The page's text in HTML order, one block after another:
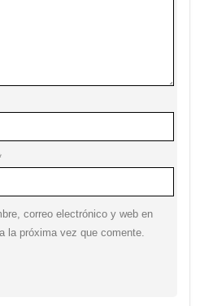
correo electrónico y web en
la próxima vez que comente.